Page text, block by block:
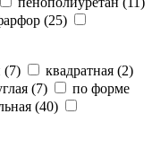
(25)
(7) квадратная (2)
(7)
по форме
(40)